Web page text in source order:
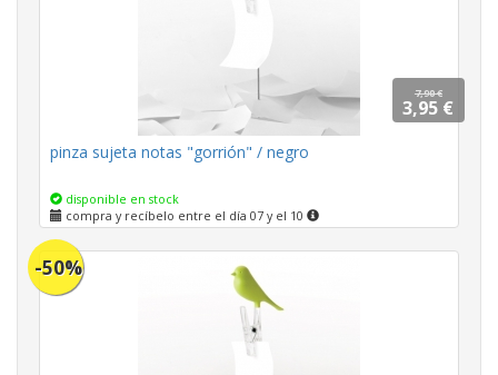
7,90 €
3,95 €
pinza sujeta notas "gorrión" / negro
disponible en stock
compra y recíbelo entre el día 07 y el 10
-50%